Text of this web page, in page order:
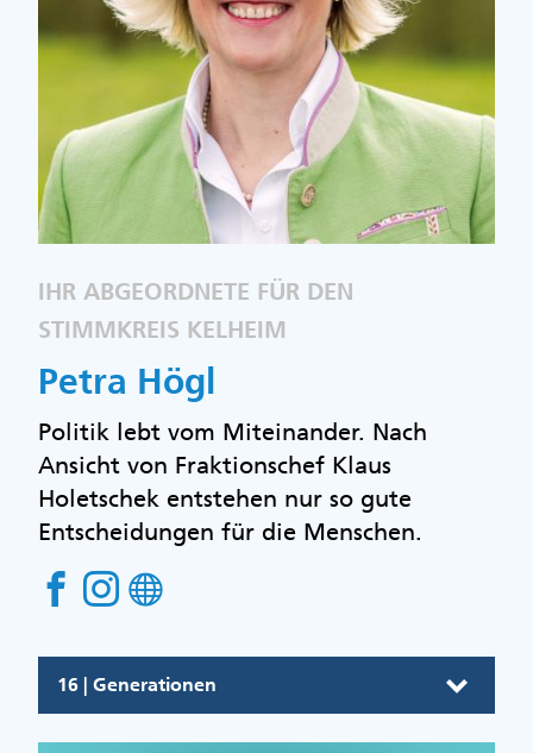
16 | Generationen
IHR ABGEORDNETE FÜR DEN
STIMMKREIS KELHEIM
Petra Högl
Politik lebt vom Miteinander. Nach
Ansicht von Fraktionschef Klaus
Holetschek entstehen nur so gute
Entscheidungen für die Menschen.